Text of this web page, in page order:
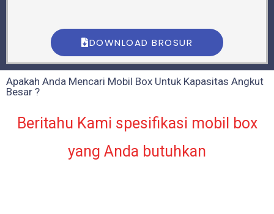
DOWNLOAD BROSUR
Apakah Anda Mencari Mobil Box Untuk Kapasitas Angkut
Besar ?
Beritahu Kami spesifikasi mobil box
yang Anda butuhkan